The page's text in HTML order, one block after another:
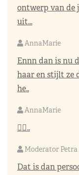
ontwerp van de
uit...
AnnaMarie
Ennn dan is nu
haar en stijlt ze
he..
AnnaMarie
👌🏼..
Moderator Petra
Dat is dan